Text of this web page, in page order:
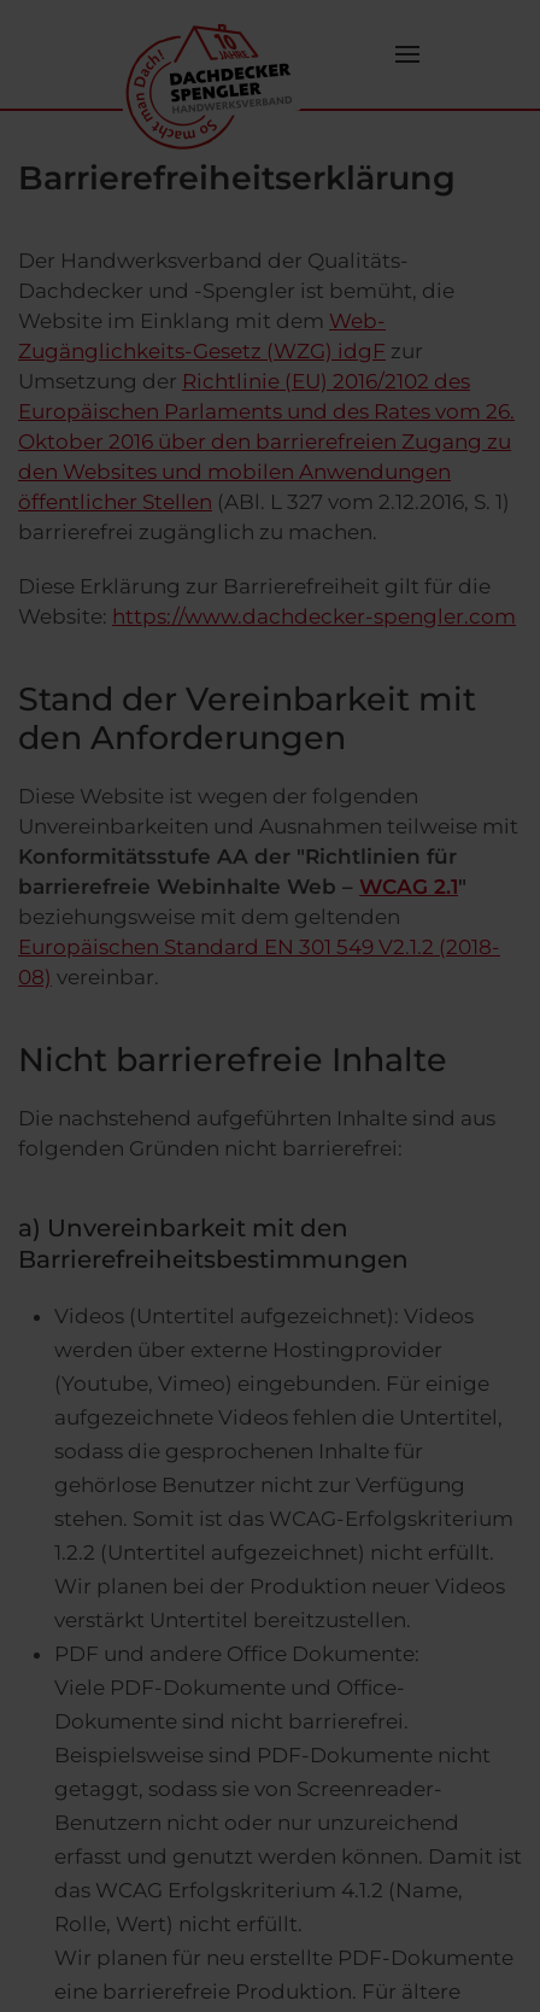
Zum Hauptinhalt springen
Barrierefreiheitserklärung
Der Handwerksverband der Qualitäts-
Dachdecker und -Spengler ist bemüht, die
Website im Einklang mit dem Web-
Zugänglichkeits-Gesetz (WZG) idgF zur
Umsetzung der Richtlinie (EU) 2016/2102 des
Europäischen Parlaments und des Rates vom 26.
Oktober 2016 über den barrierefreien Zugang zu
den Websites und mobilen Anwendungen
öffentlicher Stellen (ABl. L 327 vom 2.12.2016, S. 1)
barrierefrei zugänglich zu machen.
Diese Erklärung zur Barrierefreiheit gilt für die
Website: https://www.dachdecker-spengler.com
Stand der Vereinbarkeit mit
den Anforderungen
Diese Website ist wegen der folgenden
Unvereinbarkeiten und Ausnahmen teilweise mit
Konformitätsstufe AA der "Richtlinien für
barrierefreie Webinhalte Web – WCAG 2.1"
beziehungsweise mit dem geltenden
Europäischen Standard EN 301 549 V2.1.2 (2018-
08) vereinbar.
Nicht barrierefreie Inhalte
Die nachstehend aufgeführten Inhalte sind aus
folgenden Gründen nicht barrierefrei:
a) Unvereinbarkeit mit den
Barrierefreiheitsbestimmungen
Videos (Untertitel aufgezeichnet): Videos
werden über externe Hostingprovider
(Youtube, Vimeo) eingebunden. Für einige
aufgezeichnete Videos fehlen die Untertitel,
sodass die gesprochenen Inhalte für
gehörlose Benutzer nicht zur Verfügung
stehen. Somit ist das WCAG-Erfolgskriterium
1.2.2 (Untertitel aufgezeichnet) nicht erfüllt.
Wir planen bei der Produktion neuer Videos
verstärkt Untertitel bereitzustellen.
PDF und andere Office Dokumente:
Viele PDF-Dokumente und Office-
Dokumente sind nicht barrierefrei.
Beispielsweise sind PDF-Dokumente nicht
getaggt, sodass sie von Screenreader-
Benutzern nicht oder nur unzureichend
erfasst und genutzt werden können. Damit ist
das WCAG Erfolgskriterium 4.1.2 (Name,
Rolle, Wert) nicht erfüllt.
Wir planen für neu erstellte PDF-Dokumente
eine barrierefreie Produktion. Für ältere